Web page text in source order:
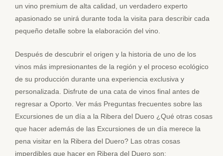
un vino premium de alta calidad, un verdadero experto
apasionado se unirá durante toda la visita para describir cada
pequeño detalle sobre la elaboración del vino.
Después de descubrir el origen y la historia de uno de los
vinos más impresionantes de la región y el proceso ecológico
de su producción durante una experiencia exclusiva y
personalizada. Disfrute de una cata de vinos final antes de
regresar a Oporto. Ver más Preguntas frecuentes sobre las
Excursiones de un día a la Ribera del Duero ¿Qué otras cosas
que hacer además de las Excursiones de un día merece la
pena visitar en la Ribera del Duero? Las otras cosas
imperdibles que hacer en Ribera del Duero son: